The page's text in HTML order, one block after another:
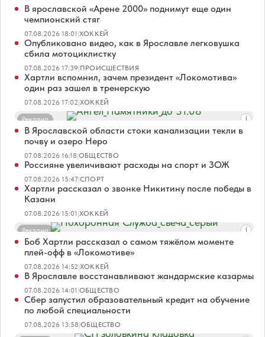
В ярославской «Арене 2000» поднимут еще один
чемпионский стяг
07.08.2026 18:01|ХОККЕЙ
Опубликовано видео, как в Ярославле легковушка
сбила мотоциклистку
07.08.2026 17:39|ПРОИСШЕСТВИЯ
Хартли вспомнил, зачем президент «Локомотива»
один раз зашел в тренерскую
07.08.2026 17:02|ХОККЕЙ
Реклама
В Ярославской области стоки канализации текли в
почву и озеро Неро
07.08.2026 16:18|ОБЩЕСТВО
Россияне увеличивают расходы на спорт и ЗОЖ
07.08.2026 15:47|СПОРТ
Хартли рассказал о звонке Никитину после победы в
Казани
07.08.2026 15:01|ХОККЕЙ
Реклама
Боб Хартли рассказал о самом тяжёлом моменте
плей-офф в «Локомотиве»
07.08.2026 14:52|ХОККЕЙ
В Ярославле восстанавливают жандармские казармы
07.08.2026 14:01|ОБЩЕСТВО
Сбер запустил образовательный кредит на обучение
по любой специальности
07.08.2026 13:58|ОБЩЕСТВО